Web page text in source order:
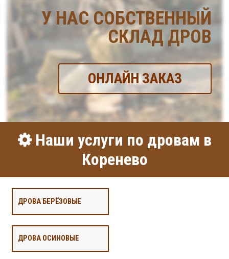
У НАС СОБСТВЕННЫЙ
СКЛАД ДРОВ
ОНЛАЙН ЗАКАЗ
Наши услуги по дровам в
Коренево
ДРОВА БЕРЁЗОВЫЕ
ДРОВА ОСИНОВЫЕ